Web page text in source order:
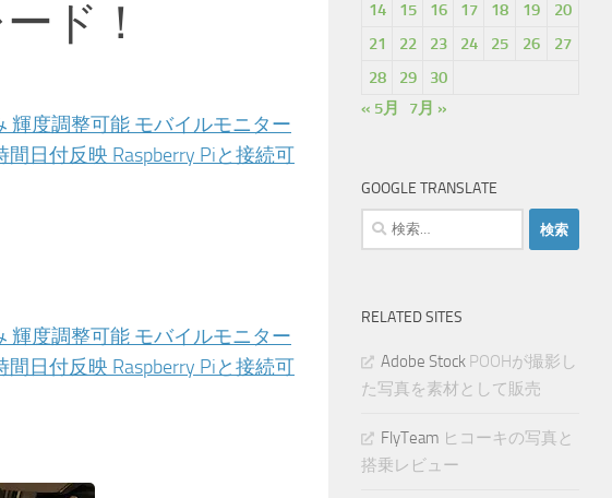
ド！
輝度調整可能 モバイルモニター
日付反映 Raspberry Piと接続可
輝度調整可能 モバイルモニター
日付反映 Raspberry Piと接続可
14
15 16 17 18 19
20
21
22 23 24 25 26
27
28
29
30
« 5月
7月 »
GOOGLE TRANSLATE
検
索:
RELATED SITES
Adobe Stock POOHが撮影し
た写真を素材として販売
FlyTeam ヒコーキの写真と
搭乗レビュー